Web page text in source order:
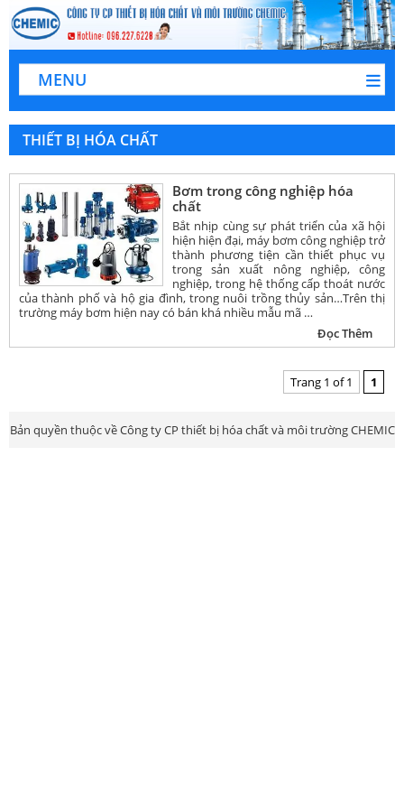
MENU
THIẾT BỊ HÓA CHẤT
Bơm trong công nghiệp hóa
chất
Bắt nhịp cùng sự phát triển của xã hội
hiện hiện đại, máy bơm công nghiệp trở
thành phương tiện cần thiết phục vụ
trong sản xuất nông nghiệp, công
nghiệp, trong hệ thống cấp thoát nước
của thành phố và hộ gia đình, trong nuôi trồng thủy sản…Trên thị
trường máy bơm hiện nay có bán khá nhiều mẫu mã …
Đọc Thêm
Trang 1 of 1 1
Bản quyền thuộc về Công ty CP thiết bị hóa chất và môi trường CHEMIC